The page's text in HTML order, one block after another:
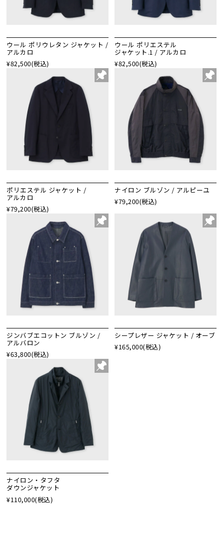
ウール ポリウレタン ジャケット /
アルカロ
¥82,500(税込)
ウール ポリエステル
ジャケット.1 / アルカロ
¥82,500(税込)
ポリエステル ジャケット /
アルカロ
¥79,200(税込)
ナイロン ブルゾン / アルピーユ
¥79,200(税込)
ジンバブエコットン ブルゾン /
アルバロン
¥63,800(税込)
シープレザー ジャケット / オーブ
¥165,000(税込)
ナイロン・タフタ
ダウンジャケット
¥110,000(税込)